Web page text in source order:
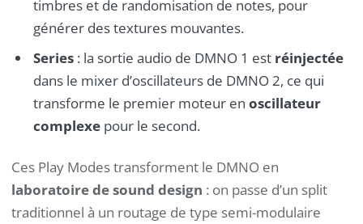
timbres et de randomisation de notes, pour
générer des textures mouvantes.
Series: la sortie audio de DMNO 1 est réinjectée
dans le mixer d’oscillateurs de DMNO 2, ce qui
transforme le premier moteur en oscillateur
complexepour le second.
Ces Play Modes transforment le DMNO en
laboratoire de sound design : on passe d’un split
traditionnel à un routage de type semi-modulaire